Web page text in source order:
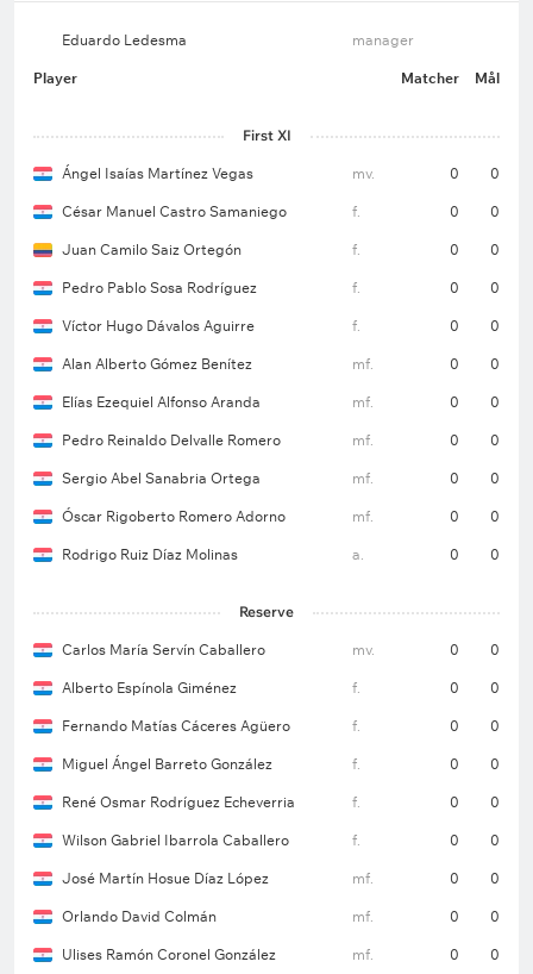
Eduardo Ledesma manager
Player Matcher Mål
First XI
Ángel Isaías Martínez Vegas mv. 0 0
César Manuel Castro Samaniego f. 0 0
Juan Camilo Saiz Ortegón f. 0 0
Pedro Pablo Sosa Rodríguez f. 0 0
Víctor Hugo Dávalos Aguirre f. 0 0
Alan Alberto Gómez Benítez mf. 0 0
Elías Ezequiel Alfonso Aranda mf. 0 0
Pedro Reinaldo Delvalle Romero mf. 0 0
Sergio Abel Sanabria Ortega mf. 0 0
Óscar Rigoberto Romero Adorno mf. 0 0
Rodrigo Ruiz Díaz Molinas a. 0 0
Reserve
Carlos María Servín Caballero mv. 0 0
Alberto Espínola Giménez f. 0 0
Fernando Matías Cáceres Agüero f. 0 0
Miguel Ángel Barreto González f. 0 0
René Osmar Rodríguez Echeverria f. 0 0
Wilson Gabriel Ibarrola Caballero f. 0 0
José Martín Hosue Díaz López mf. 0 0
Orlando David Colmán mf. 0 0
Ulises Ramón Coronel González mf. 0 0